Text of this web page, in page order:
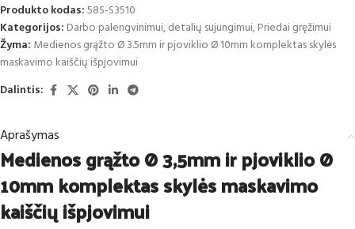
Produkto kodas:58S-S3510
Kategorijos: Darbo palengvinimui, detalių sujungimui,Priedai gręžimui
Žyma: Medienos grąžto Ø 3.5mm ir pjoviklio Ø 10mm komplektas skylės
maskavimo kaiščių išpjovimui
Dalintis:
Aprašymas
Medienos grąžto Ø 3,5mm ir pjoviklio Ø
10mm komplektas skylės maskavimo
kaiščių išpjovimui